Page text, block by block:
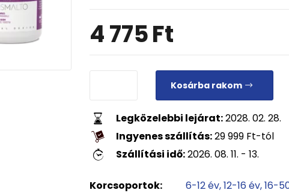
4 775Ft
Kosárba rakom
Legközelebbi lejárat:2028. 02. 28.
Ingyenes szállítás:29 999 Ft-tól
Szállítási idő:2026. 08. 11. - 13.
Korcsoportok: 6-12 év 12-16 év 16-